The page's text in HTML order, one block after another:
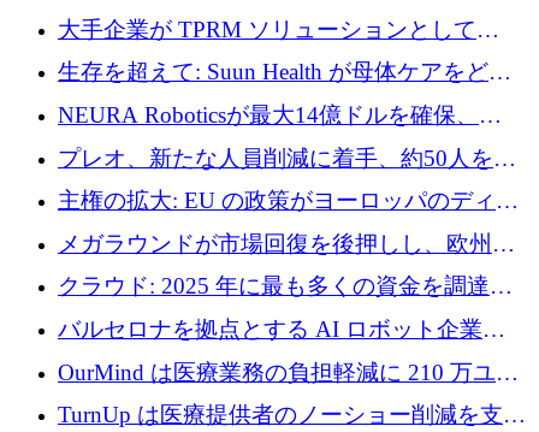
ドルを調達
大手企業が TPRM ソリューションとして
Vanta を選択する理由
生存を超えて: Suun Health が母体ケアをどの
ように再考しているか
NEURA Roboticsが最大14億ドルを確保、
Bending Spoonsが米国IPOを申請、英国首相が
4億ポンドのチップ計画を発表
プレオ、新たな人員削減に着手、約50人を解
雇
主権の拡大: EU の政策がヨーロッパのディー
プテック戦略をどのように再構築しているか
メガラウンドが市場回復を後押しし、欧州の
ハイテク資金調達は5月に105億ユーロに回復
クラウド: 2025 年に最も多くの資金を調達し
た 10 社
バルセロナを拠点とする AI ロボット企業
Theker が 8,500 万ドルを調達
OurMind は医療業務の負担軽減に 210 万ユー
ロを寄付
TurnUp は医療提供者のノーショー削減を支援